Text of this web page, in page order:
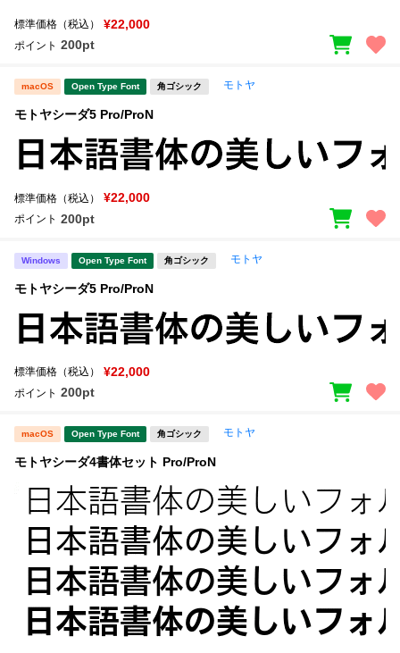
標準価格（税込） ¥22,000
ポイント 200pt
macOS Open Type Font 角ゴシック モトヤ
モトヤシーダ5 Pro/ProN
標準価格（税込） ¥22,000
ポイント 200pt
Windows Open Type Font 角ゴシック モトヤ
モトヤシーダ5 Pro/ProN
標準価格（税込） ¥22,000
ポイント 200pt
macOS Open Type Font 角ゴシック モトヤ
モトヤシーダ4書体セット Pro/ProN